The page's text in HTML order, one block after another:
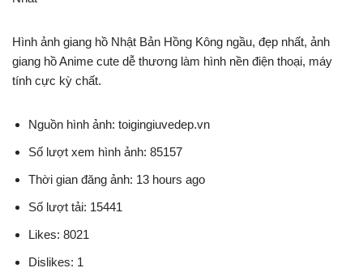
Hình ảnh giang hồ Nhật Bản Hồng Kông ngầu, đẹp nhất, ảnh
giang hồ Anime cute dễ thương làm hình nền điện thoại, máy
tính cực kỳ chất.
Nguồn hình ảnh: toigingiuvedep.vn
Số lượt xem hình ảnh: 85157
Thời gian đăng ảnh: 13 hours ago
Số lượt tải: 15441
Likes: 8021
Dislikes: 1